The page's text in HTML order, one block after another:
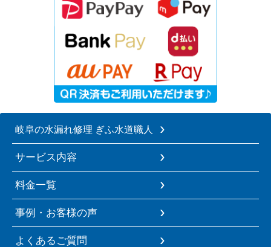
岐阜の水漏れ修理 ぎふ水道職人
サービス内容
料金一覧
事例・お客様の声
よくあるご質問